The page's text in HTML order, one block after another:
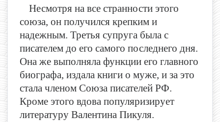
Несмотря на все странности этого
союза, он получился крепким и
надежным. Третья супруга была с
писателем до его самого последнего дня.
Она же выполняла функции его главного
биографа, издала книги о муже, и за это
стала членом Союза писателей РФ.
Кроме этого вдова популяризирует
литературу Валентина Пикуля.